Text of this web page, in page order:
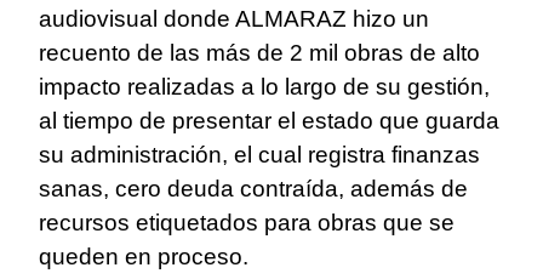
audiovisual donde ALMARAZ hizo un
recuento de las más de 2 mil obras de alto
impacto realizadas a lo largo de su gestión,
al tiempo de presentar el estado que guarda
su administración, el cual registra finanzas
sanas, cero deuda contraída, además de
recursos etiquetados para obras que se
queden en proceso.